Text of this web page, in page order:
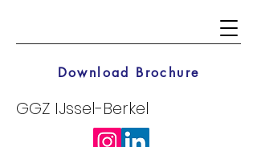
GGZ IJssel-Berkel
Download Brochure